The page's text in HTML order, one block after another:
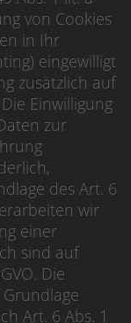
von Cookies
in Ihr
eingewilligt
zusätzlich auf
Einwilligung
zur
des Art. 6
wir
einer
sind auf
Die
Art. 6 Abs. 1